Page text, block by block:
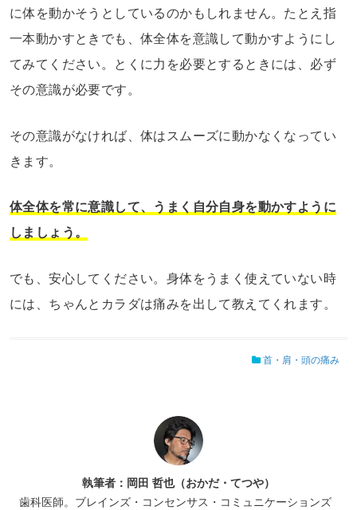
に体を動かそうとしているのかもしれません。たとえ指
一本動かすときでも、体全体を意識して動かすようにし
てみてください。とくに力を必要とするときには、必ず
その意識が必要です。
その意識がなければ、体はスムーズに動かなくなってい
きます。
体全体を常に意識して、うまく自分自身を動かすように
しましょう。
でも、安心してください。身体をうまく使えていない時
には、ちゃんとカラダは痛みを出して教えてくれます。
首・肩・頭の痛み
執筆者：岡田 哲也（おかだ・てつや）
歯科医師。ブレインズ・コンセンサス・コミュニケーションズ